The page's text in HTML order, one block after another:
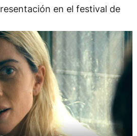
en el festival de